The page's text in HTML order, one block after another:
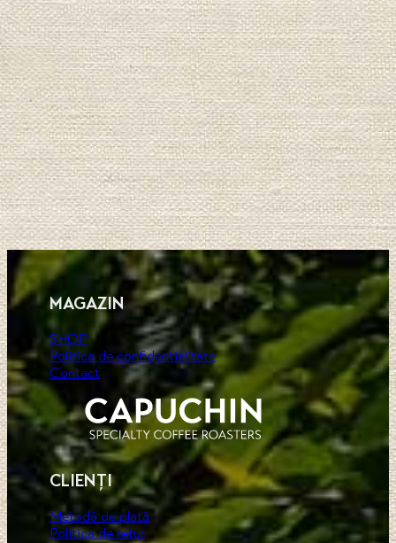
MAGAZIN
SHOP
Politica de confidențialitate
Contact
CLIENȚI
Metodă de plată
Politica de retur